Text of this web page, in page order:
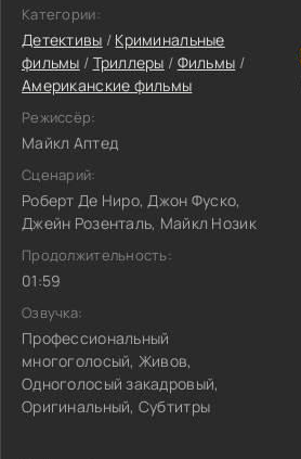
Категории:
Детективы / Криминальные
фильмы / Триллеры / Фильмы /
Американские фильмы
Режиссёр:
Майкл Аптед
Сценарий:
Роберт Де Ниро, Джон Фуско,
Джейн Розенталь, Майкл Нозик
Продолжительность:
01:59
Озвучка:
Профессиональный
многоголосый, Живов,
Одноголосый закадровый,
Оригинальный, Субтитры